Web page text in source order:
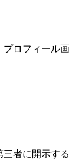
ロフィール
者に開示す